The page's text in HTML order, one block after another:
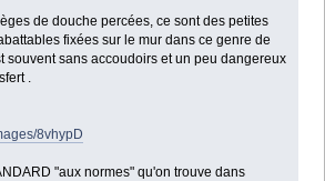
de douche percées, ce sont des petites
fixées sur le mur dans ce genre de
souvent sans accoudoirs et un peu dangereux
.
8vhypD
"aux normes" qu'on trouve dans